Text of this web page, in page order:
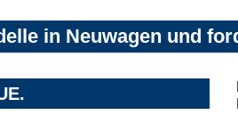
in Neuwagen und